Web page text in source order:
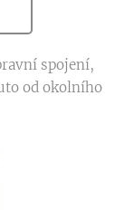
spojení,
od okolního